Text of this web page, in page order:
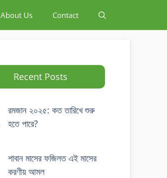
About Us Contact
Recent Posts
রমজান ২০২৫: কত তারিখে শুরু
হতে পারে?
শাবান মাসের ফজিলত এই মাসের
করণীয় আমল